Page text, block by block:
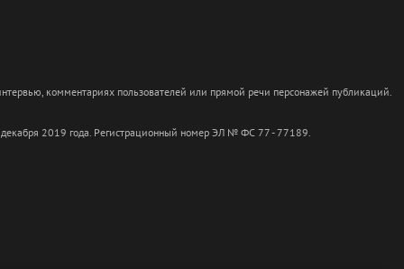
комментариях пользователей или прямой речи персонажей публикаций.
декабря 2019 года. Регистрационный номер ЭЛ № ФС 77 - 77189.